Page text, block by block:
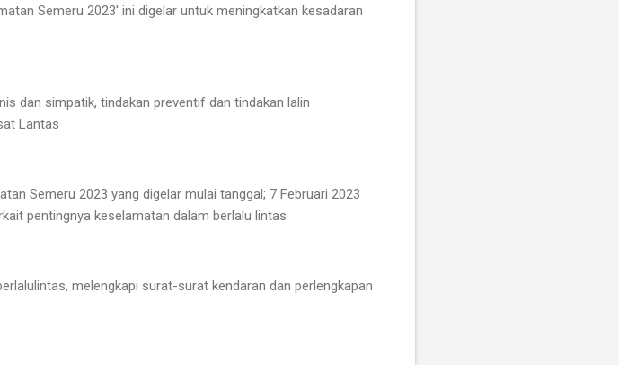
Semeru 2023' ini digelar untuk meningkatkan kesadaran
dan simpatik, tindakan preventif dan tindakan lalin
Lantas
Semeru 2023 yang digelar mulai tanggal; 7 Februari 2023
pentingnya keselamatan dalam berlalu lintas
melengkapi surat-surat kendaran dan perlengkapan